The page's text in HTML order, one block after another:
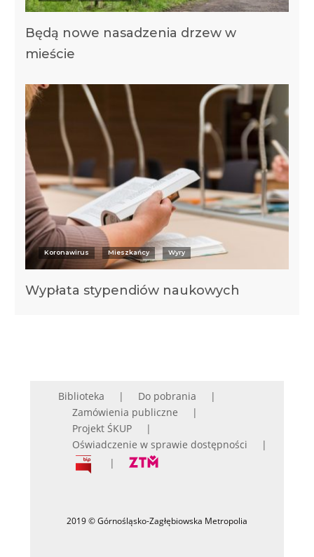
Będą nowe nasadzenia drzew w
mieście
Koronawirus Mieszkańcy Wyry
Wypłata stypendiów naukowych
Biblioteka
Do pobrania
Zamówienia publiczne
Projekt ŚKUP
Oświadczenie w sprawie dostępności
2019 © Górnośląsko-Zagłębiowska Metropolia